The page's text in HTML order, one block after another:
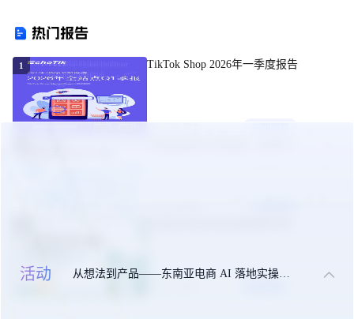
活动 从想法到产品——东南亚电商 AI 落地实操大课
指南热门报告
1 TikTok Shop 2026年一季度报告